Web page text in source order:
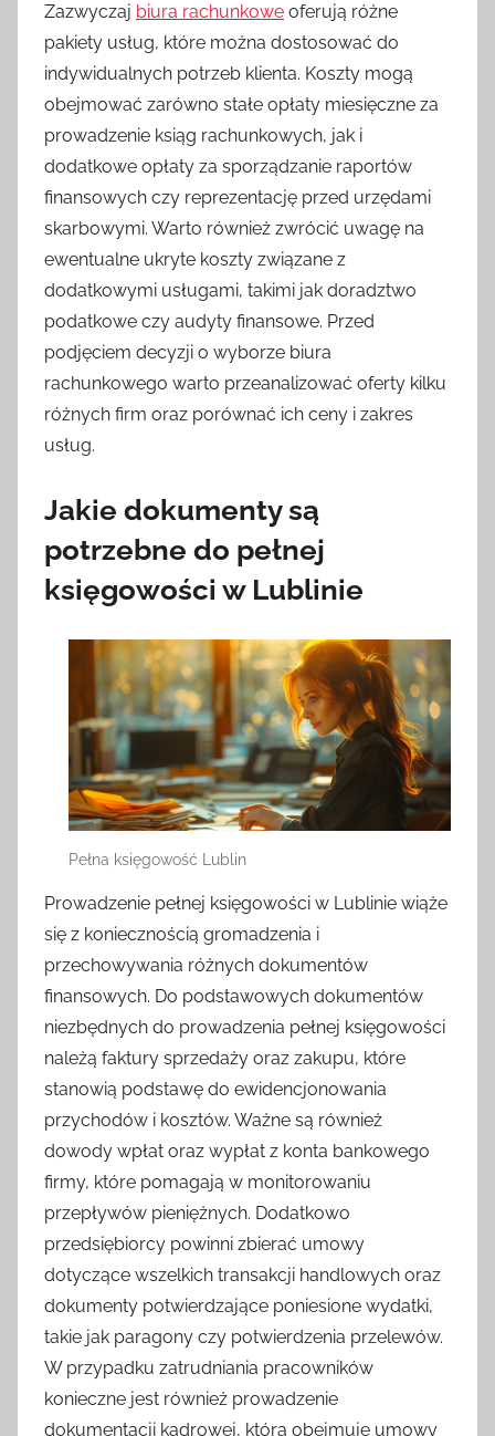
Zazwyczaj biura rachunkowe oferują różne
pakiety usług, które można dostosować do
indywidualnych potrzeb klienta. Koszty mogą
obejmować zarówno stałe opłaty miesięczne za
prowadzenie ksiąg rachunkowych, jak i
dodatkowe opłaty za sporządzanie raportów
finansowych czy reprezentację przed urzędami
skarbowymi. Warto również zwrócić uwagę na
ewentualne ukryte koszty związane z
dodatkowymi usługami, takimi jak doradztwo
podatkowe czy audyty finansowe. Przed
podjęciem decyzji o wyborze biura
rachunkowego warto przeanalizować oferty kilku
różnych firm oraz porównać ich ceny i zakres
usług.
Jakie dokumenty są
potrzebne do pełnej
księgowości w Lublinie
Pełna księgowość Lublin
Prowadzenie pełnej księgowości w Lublinie wiąże
się z koniecznością gromadzenia i
przechowywania różnych dokumentów
finansowych. Do podstawowych dokumentów
niezbędnych do prowadzenia pełnej księgowości
należą faktury sprzedaży oraz zakupu, które
stanowią podstawę do ewidencjonowania
przychodów i kosztów. Ważne są również
dowody wpłat oraz wypłat z konta bankowego
firmy, które pomagają w monitorowaniu
przepływów pieniężnych. Dodatkowo
przedsiębiorcy powinni zbierać umowy
dotyczące wszelkich transakcji handlowych oraz
dokumenty potwierdzające poniesione wydatki,
takie jak paragony czy potwierdzenia przelewów.
W przypadku zatrudniania pracowników
konieczne jest również prowadzenie
dokumentacji kadrowej, która obejmuje umowy